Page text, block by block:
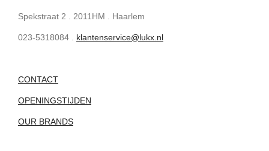
Spekstraat 2 . 2011HM . Haarlem
023-5318084 . klantenservice@lukx.nl
CONTACT
OPENINGSTIJDEN
OUR BRANDS